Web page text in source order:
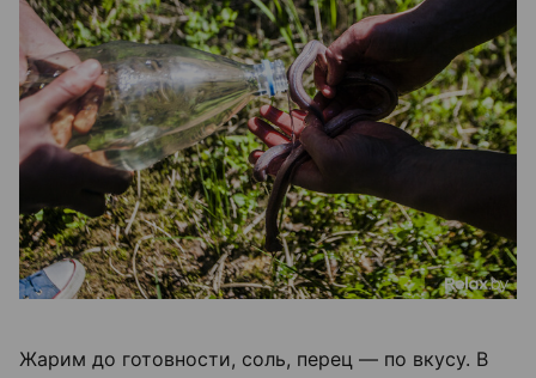
Жарим до готовности, соль, перец — по вкусу. В